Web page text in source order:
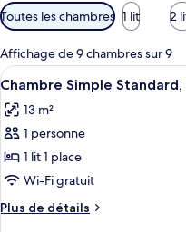
Filtres
disponibles
pour
les
chambres
Toutes les chambres 1 lit 2
Affichage de 9 chambres sur 9
Afficher
toutes
les
photos
pour
ce
type
de
3
Chambre Simple
13 m²
1 personne
1 lit 1 place
Wi-Fi gratuit
Plus de détails
Plus